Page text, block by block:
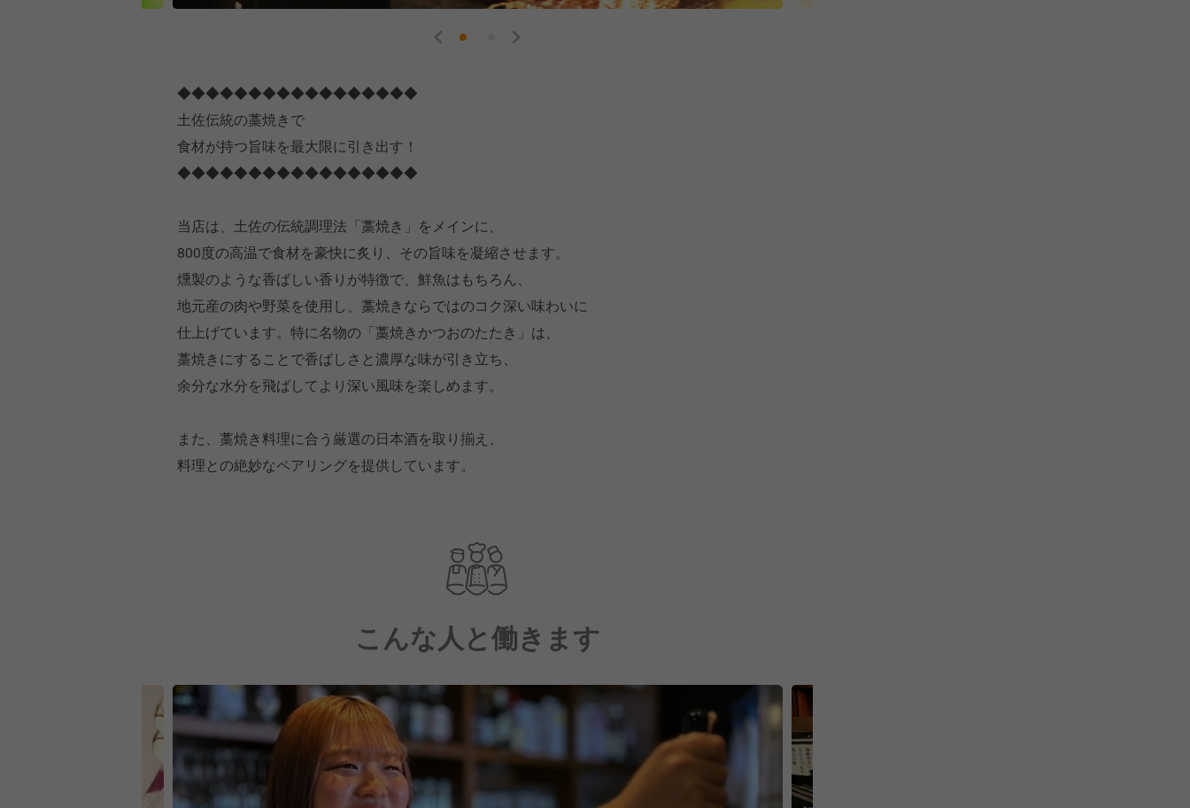
◆◆◆◆◆◆◆◆◆◆◆◆◆◆◆◆◆
土佐伝統の藁焼きで
食材が持つ旨味を最大限に引き出す！
◆◆◆◆◆◆◆◆◆◆◆◆◆◆◆◆◆
当店は、土佐の伝統調理法「藁焼き」をメインに、
800度の高温で食材を豪快に炙り、その旨味を凝縮させます。
燻製のような香ばしい香りが特徴で、鮮魚はもちろん、
地元産の肉や野菜を使用し、藁焼きならではのコク深い味わいに
仕上げています。特に名物の「藁焼きかつおのたたき」は、
藁焼きにすることで香ばしさと濃厚な味が引き立ち、
余分な水分を飛ばしてより深い風味を楽しめます。
また、藁焼き料理に合う厳選の日本酒を取り揃え、
料理との絶妙なペアリングを提供しています。
こんな人と働きます